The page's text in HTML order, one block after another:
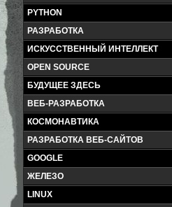
PYTHON
РАЗРАБОТКА
ИСКУССТВЕННЫЙ ИНТЕЛЛЕКТ
OPEN SOURCE
БУДУЩЕЕ ЗДЕСЬ
ВЕБ-РАЗРАБОТКА
КОСМОНАВТИКА
РАЗРАБОТКА ВЕБ-САЙТОВ
GOOGLE
ЖЕЛЕЗО
LINUX